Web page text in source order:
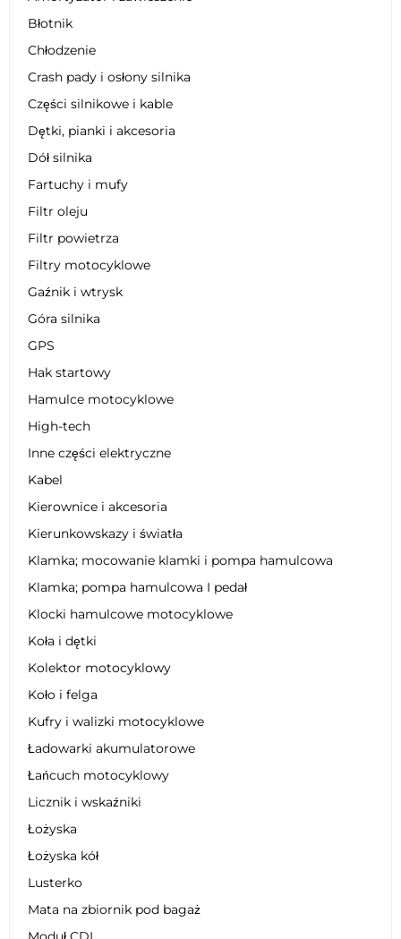
Błotnik
Chłodzenie
Crash pady i osłony silnika
Części silnikowe i kable
Dętki, pianki i akcesoria
Dół silnika
Fartuchy i mufy
Filtr oleju
Filtr powietrza
Filtry motocyklowe
Gaźnik i wtrysk
Góra silnika
GPS
Hak startowy
Hamulce motocyklowe
High-tech
Inne części elektryczne
Kabel
Kierownice i akcesoria
Kierunkowskazy i światła
Klamka; mocowanie klamki i pompa hamulcowa
Klamka; pompa hamulcowa I pedał
Klocki hamulcowe motocyklowe
Koła i dętki
Kolektor motocyklowy
Koło i felga
Kufry i walizki motocyklowe
Ładowarki akumulatorowe
Łańcuch motocyklowy
Licznik i wskaźniki
Łożyska
Łożyska kół
Lusterko
Mata na zbiornik pod bagaż